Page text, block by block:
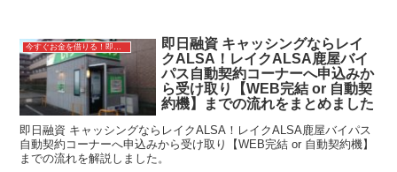
今すぐお金を借りる！即日融資キャッシング
即日融資 キャッシングならレイ
クALSA！レイクALSA鹿屋バイ
パス自動契約コーナーへ申込みか
ら受け取り【WEB完結 or 自動契
約機】までの流れをまとめました
即日融資 キャッシングならレイクALSA！レイクALSA鹿屋バイパス
自動契約コーナーへ申込みから受け取り【WEB完結 or 自動契約機】
までの流れを解説しました。